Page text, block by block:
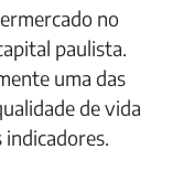
no
paulista.
uma das
de vida
indicadores.